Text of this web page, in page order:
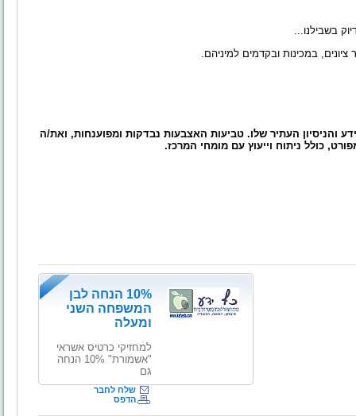
בשבילנו...
במכינות ובקדמים למיניהם.
והניסיון העתיר שלו. טביעות האצבעות נבדקות ומפוענחות, ואת/ה
כולל ניתוח וייעוץ עם מומחי המרכז.
10% הנחה לבן
המשפחה השני
ומעלה
למחזיקי כרטיס אשראי
"אשמורת" 10% הנחה
גם
שלח לחבר
הדפס